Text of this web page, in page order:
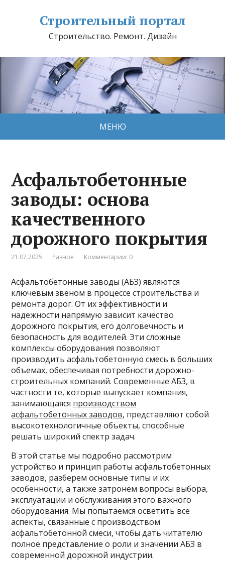
Строительный портал
Строительство. Ремонт. Дизайн
МЕНЮ
Асфальтобетонные
заводы: основа
качественного
дорожного покрытия
21.07.2025 Разное Комментарии: 0
Асфальтобетонные заводы (АБЗ) являются
ключевым звеном в процессе строительства и
ремонта дорог. От их эффективности и
надежности напрямую зависит качество
дорожного покрытия, его долговечность и
безопасность для водителей. Эти сложные
комплексы оборудования позволяют
производить асфальтобетонную смесь в больших
объемах, обеспечивая потребности дорожно-
строительных компаний. Современные АБЗ, в
частности те, которые выпускает компания,
занимающаяся производством
асфальтобетонных заводов, представляют собой
высокотехнологичные объекты, способные
решать широкий спектр задач.
В этой статье мы подробно рассмотрим
устройство и принцип работы асфальтобетонных
заводов, разберем основные типы и их
особенности, а также затронем вопросы выбора,
эксплуатации и обслуживания этого важного
оборудования. Мы попытаемся осветить все
аспекты, связанные с производством
асфальтобетонной смеси, чтобы дать читателю
полное представление о роли и значении АБЗ в
современной дорожной индустрии.